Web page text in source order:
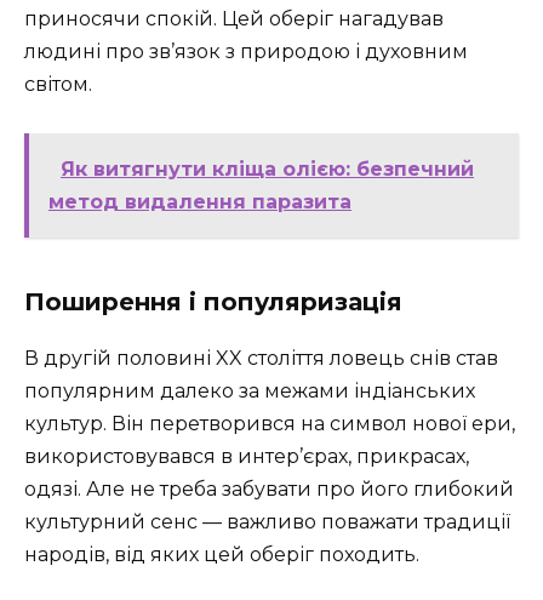
приносячи спокій. Цей оберіг нагадував
людині про зв’язок з природою і духовним
світом.
Як витягнути кліща олією: безпечний
метод видалення паразита
Поширення і популяризація
В другій половині XX століття ловець снів став
популярним далеко за межами індіанських
культур. Він перетворився на символ нової ери,
використовувався в интер’єрах, прикрасах,
одязі. Але не треба забувати про його глибокий
культурний сенс — важливо поважати традиції
народів, від яких цей оберіг походить.